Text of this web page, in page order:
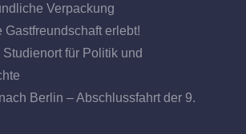
Verpackung
Gastfreundschaft erlebt!
Studienort für Politik und
Berlin – Abschlussfahrt der 9.